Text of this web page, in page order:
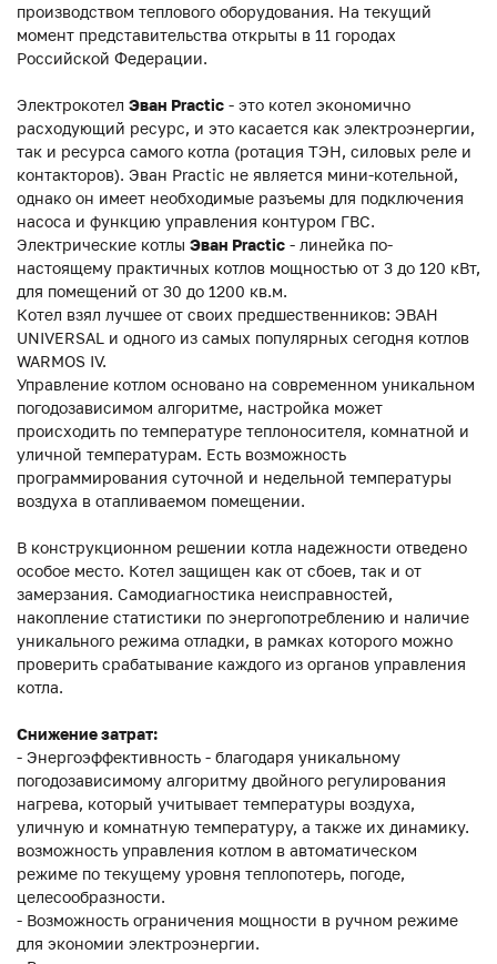
производством теплового оборудования. На текущий
момент представительства открыты в 11 городах
Российской Федерации.
Электрокотел Эван Practic - это котел экономично
расходующий ресурс, и это касается как электроэнергии,
так и ресурса самого котла (ротация ТЭН, силовых реле и
контакторов). Эван Practic не является мини-котельной,
однако он имеет необходимые разъемы для подключения
насоса и функцию управления контуром ГВС.
Электрические котлы Эван Practic - линейка по-
настоящему практичных котлов мощностью от 3 до 120 кВт,
для помещений от 30 до 1200 кв.м.
Котел взял лучшее от своих предшественников: ЭВАН
UNIVERSAL и одного из самых популярных сегодня котлов
WARMOS IV.
Управление котлом основано на современном уникальном
погодозависимом алгоритме, настройка может
происходить по температуре теплоносителя, комнатной и
уличной температурам. Есть возможность
программирования суточной и недельной температуры
воздуха в отапливаемом помещении.
В конструкционном решении котла надежности отведено
особое место. Котел защищен как от сбоев, так и от
замерзания. Самодиагностика неисправностей,
накопление статистики по энергопотреблению и наличие
уникального режима отладки, в рамках которого можно
проверить срабатывание каждого из органов управления
котла.
Снижение затрат:
- Энергоэффективность - благодаря уникальному
погодозависимому алгоритму двойного регулирования
нагрева, который учитывает температуры воздуха,
уличную и комнатную температуру, а также их динамику.
возможность управления котлом в автоматическом
режиме по текущему уровня теплопотерь, погоде,
целесообразности.
- Возможность ограничения мощности в ручном режиме
для экономии электроэнергии.